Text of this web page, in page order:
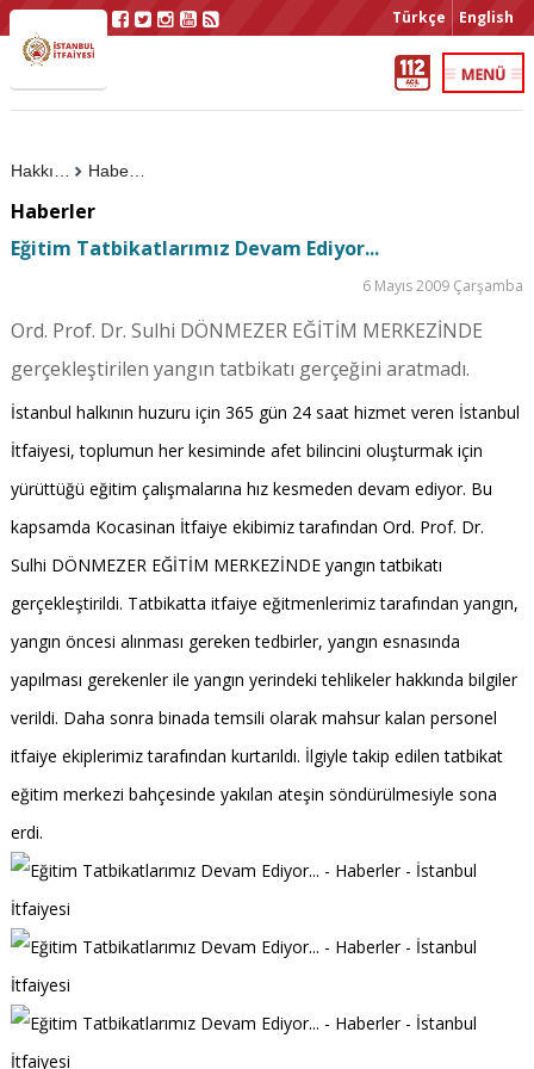
Türkçe English
Haberler
Haberler
Eğitim Tatbikatlarımız Devam Ediyor...
6 Mayıs 2009 Çarşamba
Ord. Prof. Dr. Sulhi DÖNMEZER EĞİTİM MERKEZİNDE
gerçekleştirilen yangın tatbikatı gerçeğini aratmadı.
İstanbul halkının huzuru için 365 gün 24 saat hizmet veren İstanbul
İtfaiyesi, toplumun her kesiminde afet bilincini oluşturmak için
yürüttüğü eğitim çalışmalarına hız kesmeden devam ediyor. Bu
kapsamda Kocasinan İtfaiye ekibimiz tarafından Ord. Prof. Dr.
Sulhi DÖNMEZER EĞİTİM MERKEZİNDE yangın tatbikatı
gerçekleştirildi. Tatbikatta itfaiye eğitmenlerimiz tarafından yangın,
yangın öncesi alınması gereken tedbirler, yangın esnasında
yapılması gerekenler ile yangın yerindeki tehlikeler hakkında bilgiler
verildi. Daha sonra binada temsili olarak mahsur kalan personel
itfaiye ekiplerimiz tarafından kurtarıldı. İlgiyle takip edilen tatbikat
eğitim merkezi bahçesinde yakılan ateşin söndürülmesiyle sona
erdi.